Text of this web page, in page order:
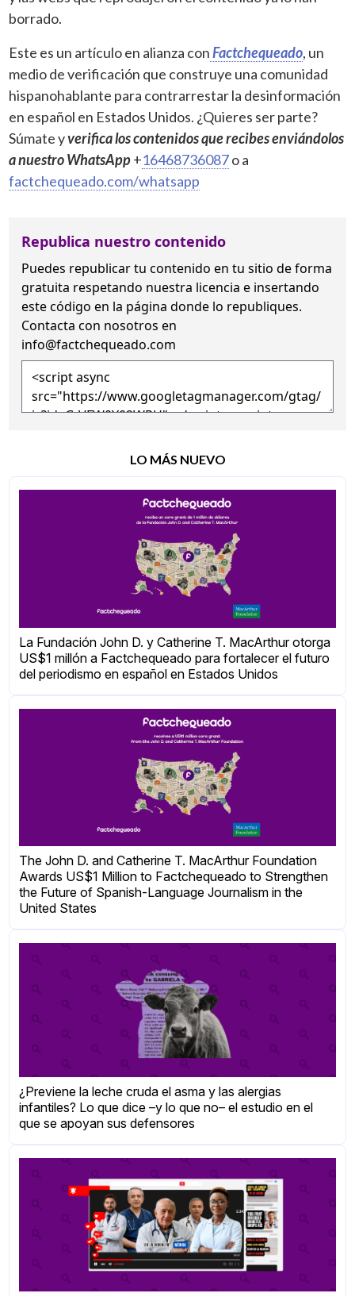
borrado.
Este es un artículo en alianza conFactchequeado, un
medio de verificación que construye una comunidad
hispanohablante para contrarrestar la desinformación
en español en Estados Unidos. ¿Quieres ser parte?
Súmate yverifica los contenidos que recibes enviándolos
a nuestro WhatsApp+16468736087o a
factchequeado.com/whatsapp
Republica nuestro contenido
Puedes republicar tu contenido en tu sitio de forma
gratuita respetando nuestra licencia e insertando
este código en la página donde lo republiques.
Contacta con nosotros en
info@factchequeado.com
LO MÁS NUEVO
La Fundación John D. y Catherine T. MacArthur otorga
US$1 millón a Factchequeado para fortalecer el futuro
del periodismo en español en Estados Unidos
The John D. and Catherine T. MacArthur Foundation
Awards US$1 Million to Factchequeado to Strengthen
the Future of Spanish-Language Journalism in the
United States
¿Previene la leche cruda el asma y las alergias
infantiles? Lo que dice –y lo que no– el estudio en el
que se apoyan sus defensores